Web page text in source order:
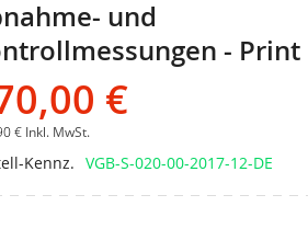
und
- Print
€
€ Inkl. MwSt.
Kennz. VGB-S-020-00-2017-12-DE